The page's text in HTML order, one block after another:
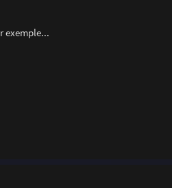
exemple...